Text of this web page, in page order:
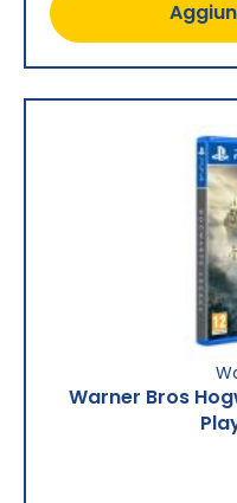
Warner Bros